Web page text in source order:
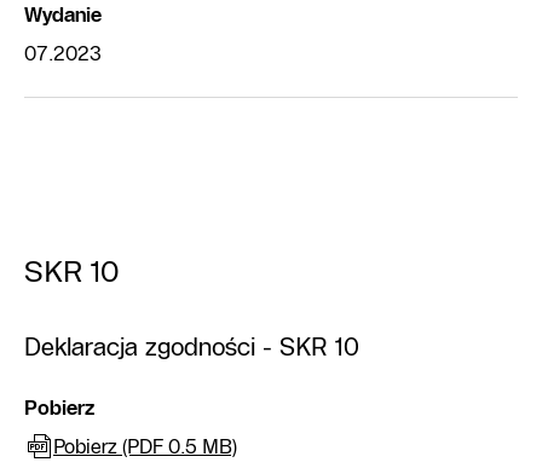
Wydanie
07.2023
SKR 10
Deklaracja zgodności - SKR 10
Pobierz
Pobierz (PDF 0.5 MB)